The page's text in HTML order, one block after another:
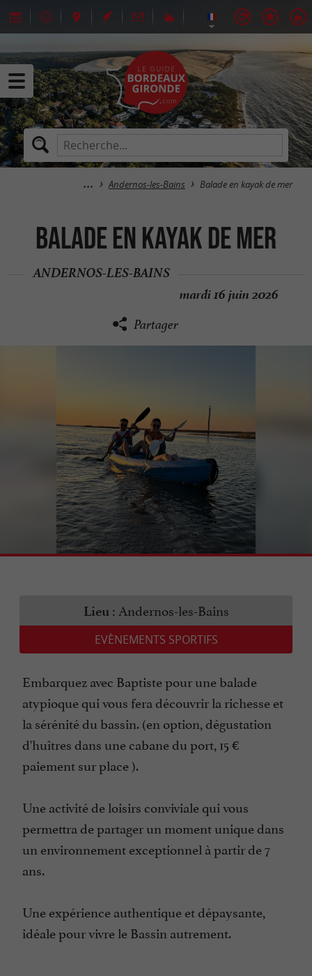
Andernos-les-Bains Balade en kayak de mer
Balade en kayak de mer
ANDERNOS-LES-BAINS
mardi 16 juin 2026
Partager
Lieu : Andernos-les-Bains
EVÈNEMENTS SPORTIFS
Embarquez avec Baptiste pour une balade
atypioque qui vous fera découvrir la richesse et
la sérénité du bassin. (en option, dégustation
d'huîtres dans une cabane du port, 15 €
paiement sur place ).
Une activité de loisirs conviviale qui vous
permettra de partager un moment unique dans
un environnement exceptionnel à partir de 7
ans.
Une expérience authentique et dépaysante,
idéale pour vivre le Bassin autrement.